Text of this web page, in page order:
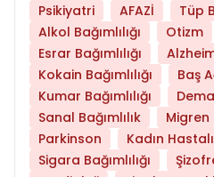
Psikiyatri AFAZİ
Tüp
Alkol Bağımlılığı
Otizm
Esrar Bağımlılığı
Kokain Bağımlılığı
Baş
Kumar Bağımlılığı
Sanal Bağımlılık
Migren
Parkinson
Kadın
Sigara Bağımlılığı